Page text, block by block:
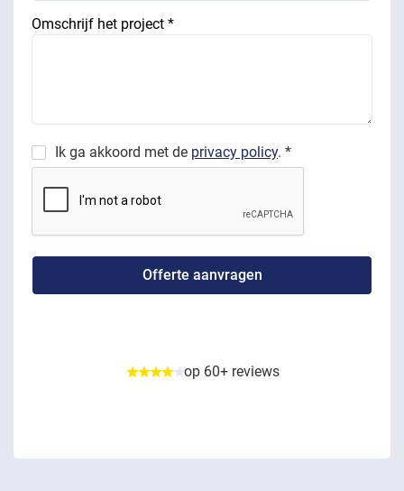
Omschrijf het project *
Ik ga akkoord met de privacy policy. *
op 60+ reviews